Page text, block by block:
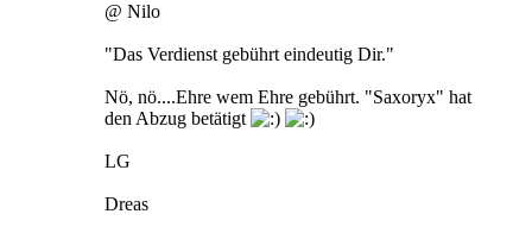
@ Nilo
"Das Verdienst gebührt eindeutig Dir."
Nö, nö....Ehre wem Ehre gebührt. "Saxoryx" hat
den Abzug betätigt
LG
Dreas